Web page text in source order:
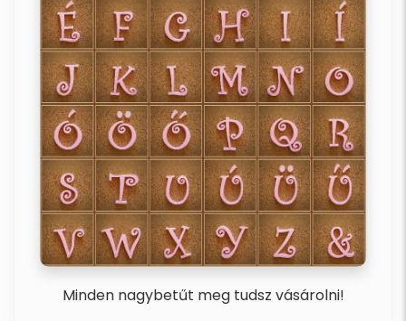
Minden nagybetűt meg tudsz vásárolni!